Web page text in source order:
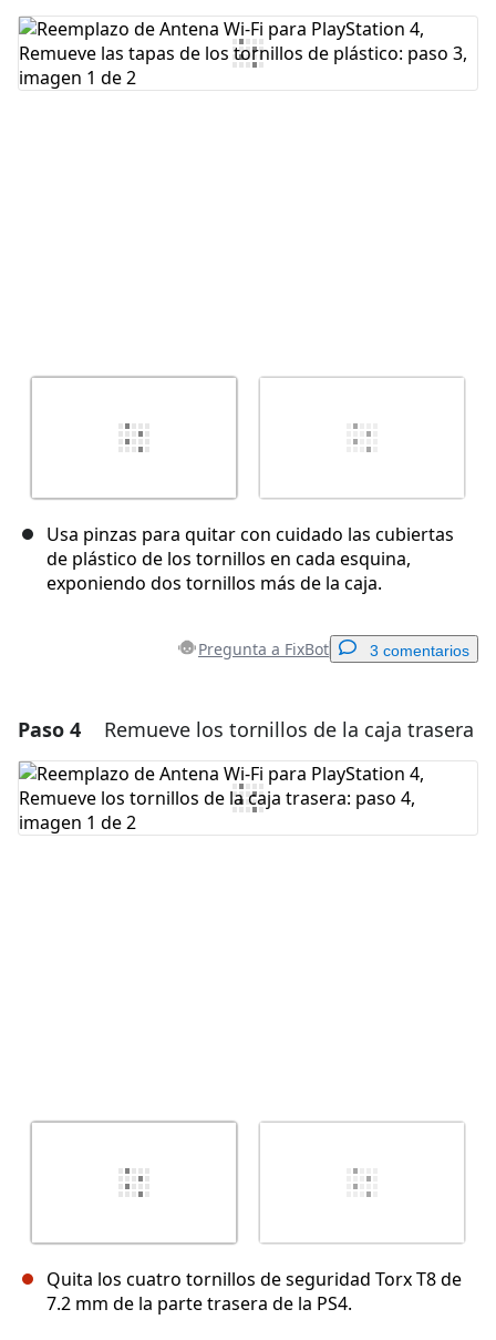
Agregar Comentario
Usa pinzas para quitar con cuidado las cubiertas
de plástico de los tornillos en cada esquina,
exponiendo dos tornillos más de la caja.
Pregunta a FixBot 3 comentarios
Agregar un comentario
Agregar Comentario
Paso 4 Remueve los tornillos de la caja trasera
Quita los cuatro tornillos de seguridad Torx T8 de
7.2 mm de la parte trasera de la PS4.